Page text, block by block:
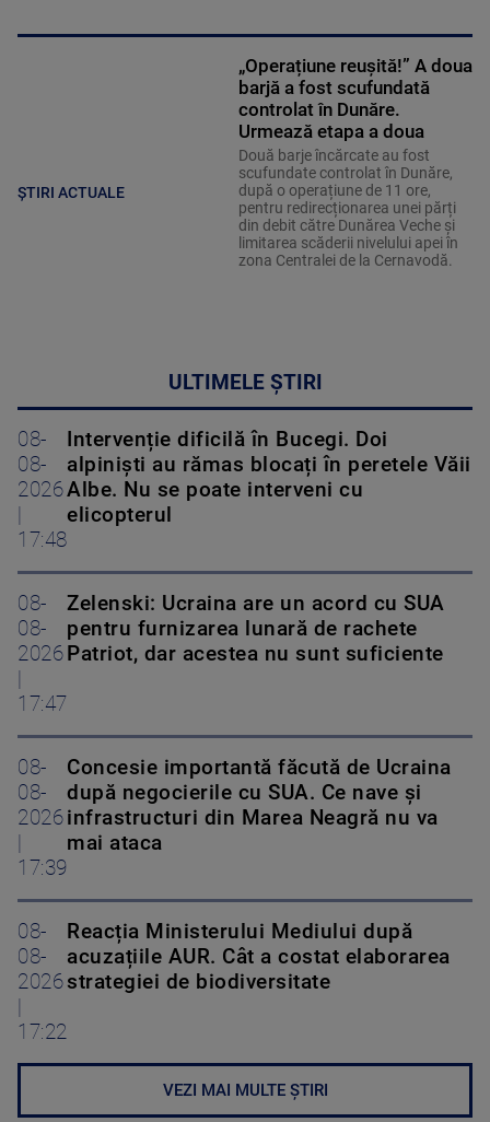
ȘTIRI ACTUALE
„Operațiune reușită!” A doua
barjă a fost scufundată
controlat în Dunăre.
Urmează etapa a doua
Două barje încărcate au fost
scufundate controlat în Dunăre,
după o operațiune de 11 ore,
pentru redirecționarea unei părți
din debit către Dunărea Veche și
limitarea scăderii nivelului apei în
zona Centralei de la Cernavodă.
ULTIMELE ȘTIRI
08-
08-
2026
17:48
Intervenție dificilă în Bucegi. Doi
alpiniști au rămas blocați în peretele Văii
Albe. Nu se poate interveni cu
elicopterul
08-
08-
2026
17:47
Zelenski: Ucraina are un acord cu SUA
pentru furnizarea lunară de rachete
Patriot, dar acestea nu sunt suficiente
08-
08-
2026
17:39
Concesie importantă făcută de Ucraina
după negocierile cu SUA. Ce nave şi
infrastructuri din Marea Neagră nu va
mai ataca
08-
08-
2026
17:22
Reacția Ministerului Mediului după
acuzațiile AUR. Cât a costat elaborarea
strategiei de biodiversitate
VEZI MAI MULTE ȘTIRI